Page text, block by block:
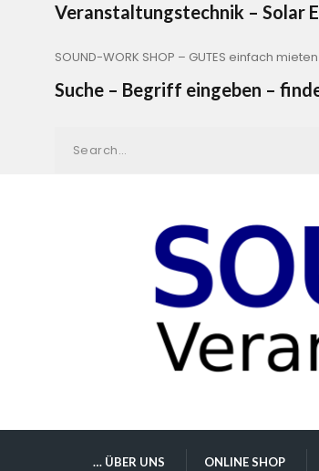
Veranstaltungstechnik – Solar
SOUND-WORK SHOP – GUTES einfach
Suche – Begriff eingeben –
… ÜBER UNS ONLINE SHOP